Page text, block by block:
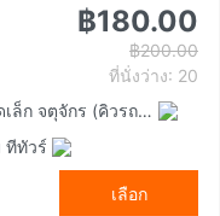
฿180.00
฿200.00
ที่นั่งว่าง: 20
สถานีเดินรถโดยสารขนาดเล็ก จตุจักร (คิวรถตู้หมอชิต 2)
ทัวร์
เลือก